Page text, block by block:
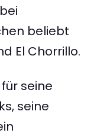
beliebt
El Chorrillo.
seine
seine